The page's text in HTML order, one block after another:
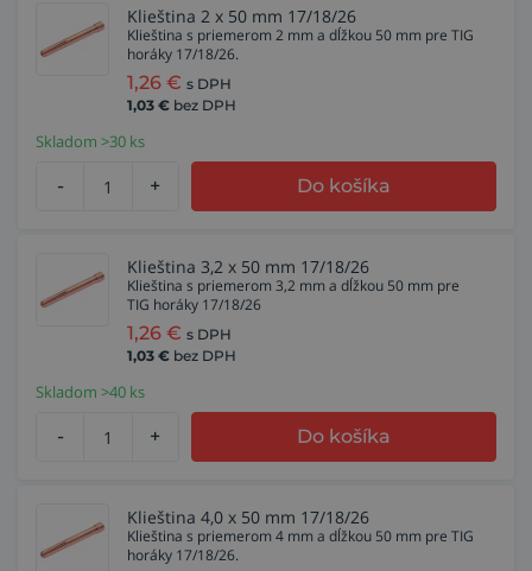
Klieština 2 x 50 mm 17/18/26
Klieština s priemerom 2 mm a dĺžkou 50 mm pre TIG
horáky 17/18/26.
1,26 € s DPH
1,03 € bez DPH
Skladom >30 ks
- + Do košíka
Klieština 3,2 x 50 mm 17/18/26
Klieština s priemerom 3,2 mm a dĺžkou 50 mm pre
TIG horáky 17/18/26
1,26 € s DPH
1,03 € bez DPH
Skladom >40 ks
- + Do košíka
Klieština 4,0 x 50 mm 17/18/26
Klieština s priemerom 4 mm a dĺžkou 50 mm pre TIG
horáky 17/18/26.